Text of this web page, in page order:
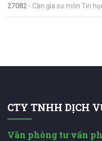
27082 - Cần gia sư môn Tin
CTY TNHH DỊCH
Văn phòng tư vấn